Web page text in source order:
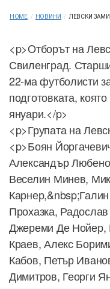
HOME / НОВИНИ / ЛЕВСКИ
<p>Oтборът на
Свиленград.
22-ма футболисти
подготовката,
януари.</p>
<p>Групата на
<p>Боян
Александър
Веселин Минев,
Прохазка,
Джереми Де Нойер,
Краев, Алекс
Кабов, Петър
Димитров, Георги